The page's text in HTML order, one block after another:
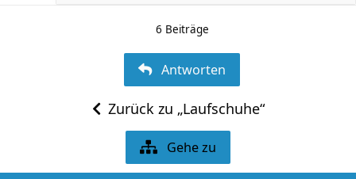
6 Beiträge
Antworten
Zurück zu „Laufschuhe“
Gehe zu